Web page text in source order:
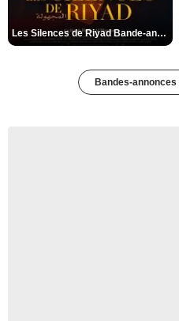
Les Silences de Riyad Bande-annonce VO STFR
Bandes-